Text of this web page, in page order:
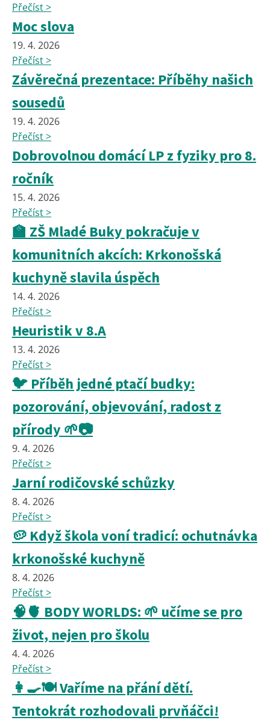
Přečíst >
Moc slova
19. 4. 2026
Přečíst >
Závěrečná prezentace: Příběhy našich
sousedů
19. 4. 2026
Přečíst >
Dobrovolnou domácí LP z fyziky pro 8.
ročník
15. 4. 2026
Přečíst >
🏫 ZŠ Mladé Buky pokračuje v
komunitních akcích: Krkonošská
kuchyně slavila úspěch
14. 4. 2026
Přečíst >
Heuristik v 8.A
13. 4. 2026
Přečíst >
🐦 Příběh jedné ptačí budky:
pozorování, objevování, radost z
přírody 🌱📷
9. 4. 2026
Přečíst >
Jarní rodičovské schůzky
8. 4. 2026
Přečíst >
🥔 Když škola voní tradicí: ochutnávka
krkonošské kuchyně
8. 4. 2026
Přečíst >
🧠🫀 BODY WORLDS: 🌱 učíme se pro
život, nejen pro školu
4. 4. 2026
Přečíst >
👩‍🍳🍽️ Vaříme na přání dětí.
Tentokrát rozhodovali prvňáčci!